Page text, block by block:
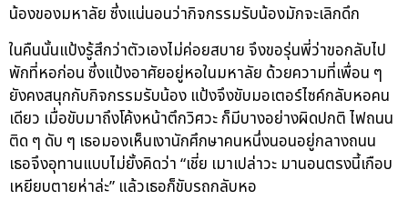
น้องของมหาลัย ซึ่งแน่นอนว่ากิจกรรมรับน้องมักจะเลิกดึก
ในคืนนั้นแป้งรู้สึกว่าตัวเองไม่ค่อยสบาย จึงขอรุ่นพี่ว่าขอกลับไป
พักที่หอก่อน ซึ่งแป้งอาศัยอยู่หอในมหาลัย ด้วยความที่เพื่อน ๆ
ยังคงสนุกกับกิจกรรมรับน้อง แป้งจึงขับมอเตอร์ไซค์กลับหอคน
เดียว เมื่อขับมาถึงโค้งหน้าตึกวิศวะ ก็มีบางอย่างผิดปกติ ไฟถนน
ติด ๆ ดับ ๆ เธอมองเห็นเงานักศึกษาคนหนึ่งนอนอยู่กลางถนน
เธอจึงอุทานแบบไม่ยั้งคิดว่า “เชี่ย เมาเปล่าวะ มานอนตรงนี้เกือบ
เหยียบตายห่าล่ะ” แล้วเธอก็ขับรถกลับหอ